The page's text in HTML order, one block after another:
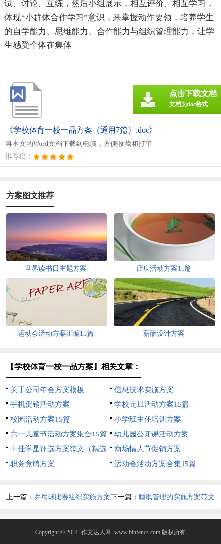
试、讨论、互练，然后小组展示，相互评价、相互学习，
体现“小群体合作学习”意识，来掌握动作要领，培养学生
的自学能力、思维能力、合作能力与组织管理能力，让学
生感受个体在集体
《学校体育一校一品方案（通用7篇）.doc》
将本文的Word文档下载到电脑，方便收藏和打印
推荐度：
点击下载文档
文档为doc格式
方案图文推荐
世界读书日主题方案 店庆活动方案15篇
运动会活动方案汇编15篇 薪酬设计方案
【学校体育一校一品方案】相关文章：
关于公司年会方案模板
信息技术实施方案
手机促销活动方案
学校元旦活动方案15篇
校园活动方案15篇
小学班主任培训方案
六一儿童节活动方案集合15篇
幼儿园公开课活动方案
十佳学星评选方案范文（精选
5篇）
商场情人节促销方案
职务竞聘方案
运动会活动方案合集15篇
上一篇：乒乓球比赛组织实施方案 下一篇： 睡眠管理的实施方案范文
Copyright © 2024 作文达人网 www.binfends.com 版权所有